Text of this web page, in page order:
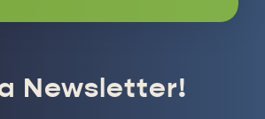
Newsletter!